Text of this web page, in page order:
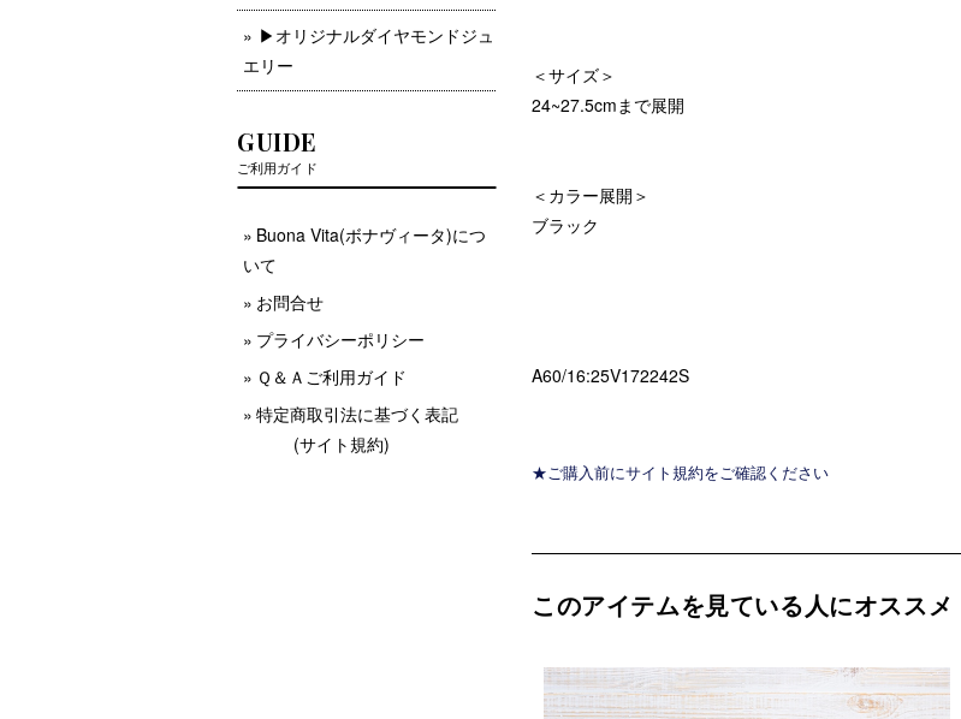
＜サイズ＞
24~27.5cmまで展開
＜カラー展開＞
ブラック
A60/16:25V172242S
★ご購入前にサイト規約をご確認ください
このアイテムを見ている人にオススメ
▶︎オリジナルダイヤモンドジュ
エリー
GUIDE
ご利用ガイド
Buona Vita(ボナヴィータ)につ
いて
お問合せ
プライバシーポリシー
Ｑ＆Ａご利用ガイド
特定商取引法に基づく表記
(サイト規約)